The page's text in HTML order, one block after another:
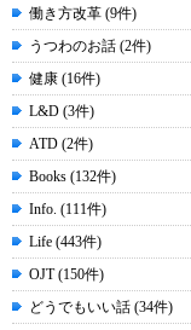
働き方改革 (9件)
うつわのお話 (2件)
健康 (16件)
L&D (3件)
ATD (2件)
Books (132件)
Info. (111件)
Life (443件)
OJT (150件)
どうでもいい話 (34件)